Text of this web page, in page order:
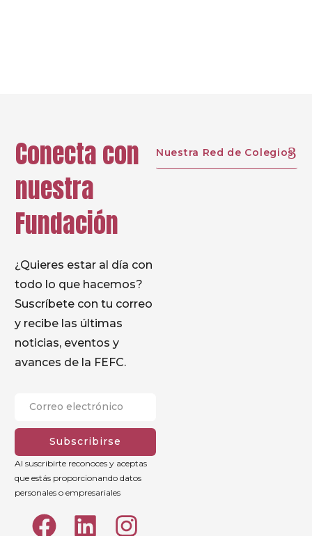
Conecta con
nuestra
Fundación
¿Quieres estar al día con
todo lo que hacemos?
Suscríbete con tu correo
y recibe las últimas
noticias, eventos y
avances de la FEFC.
Subscribirse
Al suscribirte reconoces y aceptas
que estás proporcionando datos
personales o empresariales
Nuestra Red de Colegios